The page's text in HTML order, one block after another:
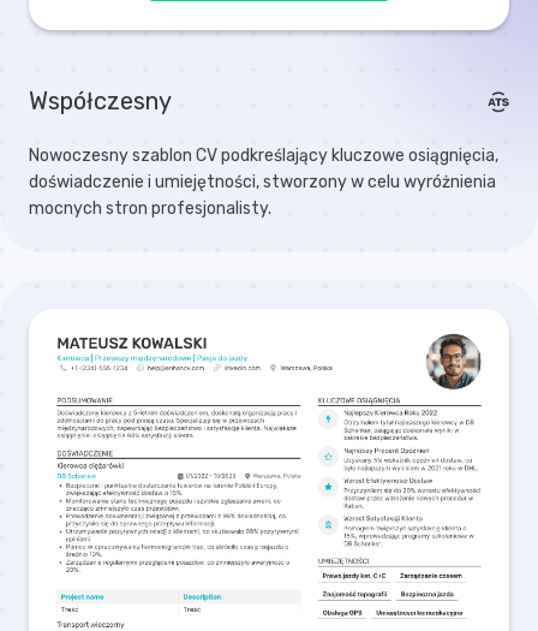
Współczesny
Nowoczesny szablon CV podkreślający kluczowe osiągnięcia,
doświadczenie i umiejętności, stworzony w celu wyróżnienia
mocnych stron profesjonalisty.